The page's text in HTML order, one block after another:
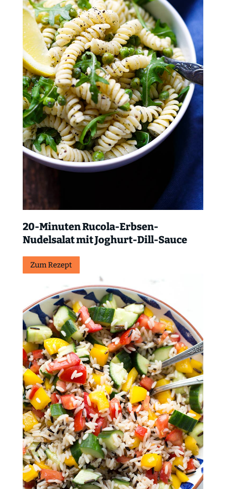
20-Minuten Rucola-Erbsen-
Nudelsalat mit Joghurt-Dill-Sauce
Zum Rezept